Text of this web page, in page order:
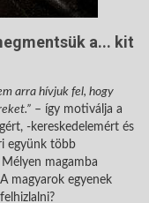
a... kit
arra hívjuk fel, hogy
– így motiválja a
-kereskedelemért és
együnk több
magamba
magyarok egyenek